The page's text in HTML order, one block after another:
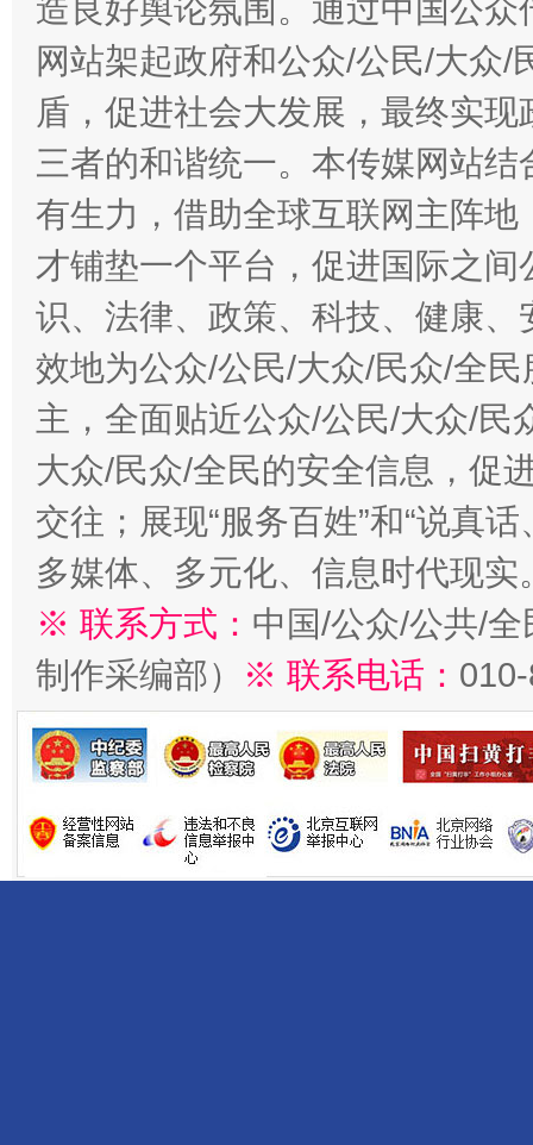
造良好舆论氛围。通过中国公
网站架起政府和公众/公民/大众
盾，促进社会大发展，最终实
三者的和谐统一。本传媒网站
有生力，借助全球互联网主阵
才铺垫一个平台，促进国际之
识、法律、政策、科技、健康
效地为公众/公民/大众/民众/全
主，全面贴近公众/公民/大众/民
大众/民众/全民的安全信息，促
交往；展现“服务百姓”和“说真
多媒体、多元化、信息时代现实
※ 联系方式： 中国/公众/公共/
制作采编部）
※ 联系电话：